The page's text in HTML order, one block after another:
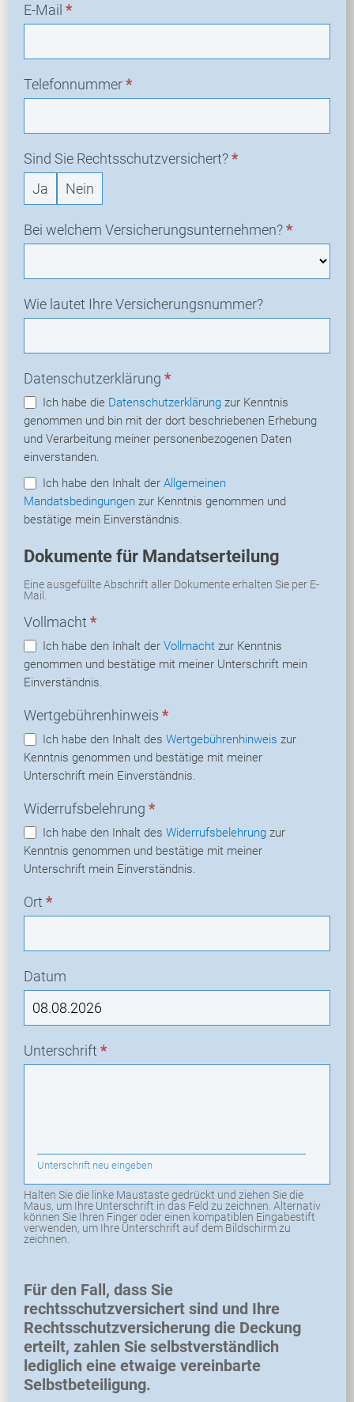
E-Mail *
Telefonnummer*
Sind Sie Rechtsschutzversichert?*
Ja
Nein
Bei welchem Versicherungsunternehmen?*
Wie lautet Ihre Versicherungsnummer?
Datenschutzerklärung *
Ich habe die Datenschutzerklärung zur Kenntnis
genommen und bin mit der dort beschriebenen Erhebung
und Verarbeitung meiner personenbezogenen Daten
einverstanden.
Ich habe den Inhalt der Allgemeinen
Mandatsbedingungen
bestätige mein Einverständnis.
Dokumente für Mandatserteilung
Eine ausgefüllte Abschrift aller Dokumente erhalten Sie per E-
Mail.
Vollmacht *
Ich habe den Inhalt der Vollmacht zur Kenntnis
genommen und bestätige mit meiner Unterschrift mein
Einverständnis.
Wertgebührenhinweis *
Ich habe den Inhalt des Wertgebührenhinweis
Kenntnis genommen und bestätige mit meiner
Unterschrift mein Einverständnis.
Widerrufsbelehrung *
Ich habe den Inhalt des Widerrufsbelehrung
Kenntnis genommen und bestätige mit meiner
Unterschrift mein Einverständnis.
Ort *
Datum
Unterschrift *
Unterschrift neu eingeben
Halten Sie die linke Maustaste gedrückt und ziehen Sie die
Maus, um Ihre Unterschrift in das Feld zu zeichnen. Alternativ
können Sie Ihren Finger oder einen kompatiblen Eingabestift
verwenden, um Ihre Unterschrift auf dem Bildschirm zu
zeichnen.
Für den Fall, dass Sie
rechtsschutzversichert sind und Ihre
Rechtsschutzversicherung die Deckung
erteilt, zahlen Sie selbstverständlich
lediglich eine etwaige vereinbarte
Selbstbeteiligung.